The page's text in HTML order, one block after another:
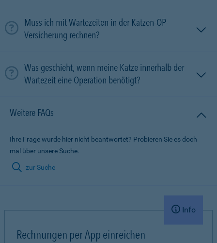
Muss ich mit Wartezeiten in der Katzen-OP-
Versicherung rechnen?
Was geschieht, wenn meine Katze innerhalb der
Wartezeit eine Operation benötigt?
Weitere FAQs
Ihre Frage wurde hier nicht beantwortet? Probieren Sie es doch
mal über unsere Suche.
zur Suche
Info
Rechnungen per App einreichen